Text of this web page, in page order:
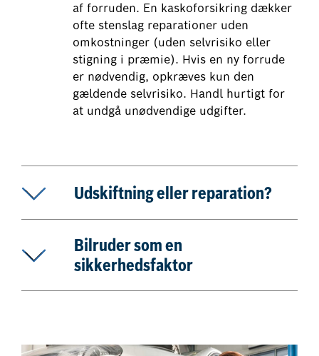
af forruden. En kaskoforsikring dækker
ofte stenslag reparationer uden
omkostninger (uden selvrisiko eller
stigning i præmie). Hvis en ny forrude
er nødvendig, opkræves kun den
gældende selvrisiko. Handl hurtigt for
at undgå unødvendige udgifter.
Udskiftning eller reparation?
Bilruder som en
sikkerhedsfaktor